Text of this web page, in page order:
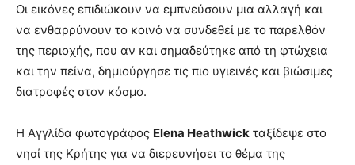
Οι εικόνες επιδιώκουν να εμπνεύσουν μια αλλαγή και
να ενθαρρύνουν το κοινό να συνδεθεί με το παρελθόν
της περιοχής, που αν και σημαδεύτηκε από τη φτώχεια
και την πείνα, δημιούργησε τις πιο υγιεινές και βιώσιμες
διατροφές στον κόσμο.
H Αγγλίδα φωτογράφος Elena Heathwick ταξίδεψε στο
νησί της Κρήτης για να διερευνήσει το θέμα της